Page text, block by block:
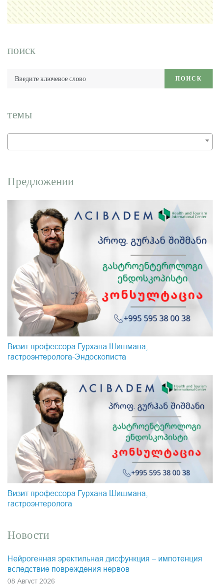
поиск
Введите
ключевое
ПОИСК
темы
Предложении
Визит профессора Гурхана Шишмана,
гастроэнтеролога-Эндоскопистa
Визит профессора Гурхана Шишмана,
гастроэнтеролога
Новости
Нейрогенная эректильная дисфункция – импотенция
вследствие повреждения нервов
08 Август 2026